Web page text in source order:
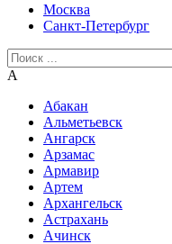
Москва
Санкт-Петербург
А
Абакан
Альметьевск
Ангарск
Арзамас
Армавир
Артем
Архангельск
Астрахань
Ачинск